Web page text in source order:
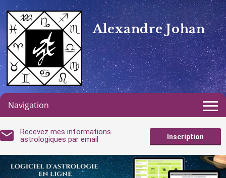
Alexandre Johan
Navigation
Recevez mes informations
astrologiques par email
Inscription